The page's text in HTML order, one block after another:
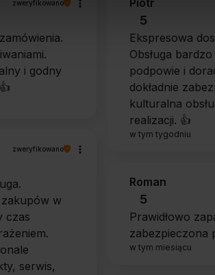
zweryfikowano
i godny
Piotr
5
Ekspresowa
Obsługa
podpowie i
dokładnie
kulturalna
realizacji. 👍️
w tym tygodniu
zweryfikowano
w
czas
serwis,
Roman
5
Prawidłowo
zabezpieczona
w tym miesiącu